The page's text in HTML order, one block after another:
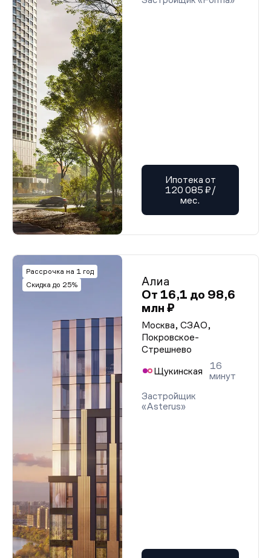
Ипотека от
120 085 ₽/
мес.
Рассрочка на 1 год
Скидка до 25%
Алиа
От 16,1 до 98,6
млн ₽
Москва, СЗАО,
Покровское-
Стрешнево
Щукинская
16
минут
Застройщик
«Asterus»